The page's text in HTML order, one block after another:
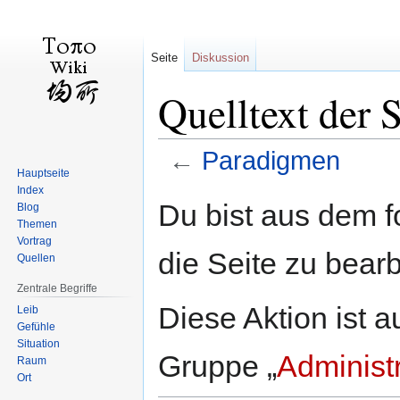
Quelltext der
← Paradigmen
Navigation
Suche
Du bist aus dem
die Seite zu
Diese Aktion ist
Gruppe „
Seite Diskussion
Hauptseite
Index
Blog
Themen
Vortrag
Quellen
Zentrale Begriffe
Leib
Gefühle
Situation
Raum
Ort